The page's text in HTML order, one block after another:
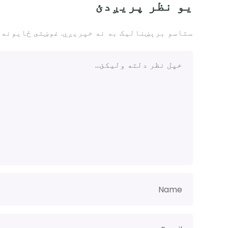
یو نظر پریږدئ
ستاسو برېښناليک به نه خپريږي. غوښتى